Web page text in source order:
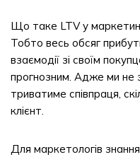
Що таке LTV у
Тобто весь обсяг
взаємодії зі своїм
прогнозним. Адже ми не
триватиме співпраця,
клієнт.
Для маркетологів